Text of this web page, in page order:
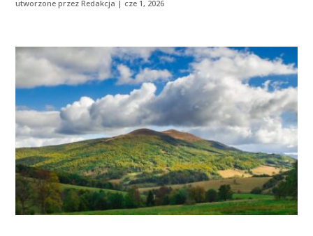
utworzone przezRedakcja | cze 1, 2026